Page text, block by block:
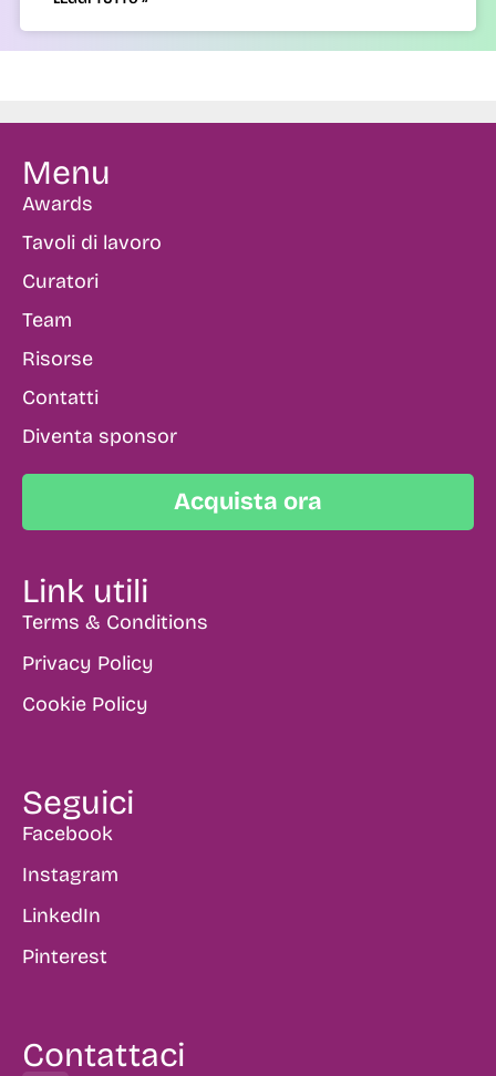
Menu
Awards
Tavoli di lavoro
Curatori
Team
Risorse
Contatti
Diventa sponsor
Acquista ora
Link utili
Terms & Conditions
Privacy Policy
Cookie Policy
Seguici
Facebook
Instagram
LinkedIn
Pinterest
Contattaci